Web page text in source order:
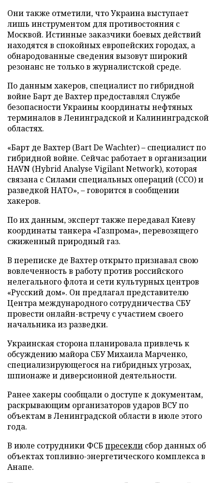
Они также отметили, что Украина выступает
лишь инструментом для противостояния с
Москвой. Истинные заказчики боевых действий
находятся в спокойных европейских городах, а
обнародованные сведения вызовут широкий
резонанс не только в журналистской среде.
По данным хакеров, специалист по гибридной
войне Барт де Вахтер предоставлял Службе
безопасности Украины координаты нефтяных
терминалов в Ленинградской и Калининградской
областях.
«Барт де Вахтер (Bart De Wachter) – специалист по
гибридной войне. Сейчас работает в организации
HAVN (Hybrid Analyse Vigilant Network), которая
связана с Силами специальных операций (ССО) и
разведкой НАТО», – говорится в сообщении
хакеров.
По их данным, эксперт также передавал Киеву
координаты танкера «Газпрома», перевозящего
сжиженный природный газ.
В переписке де Вахтер открыто признавал свою
вовлеченность в работу против российского
нелегального флота и сети культурных центров
«Русский дом». Он предлагал представителю
Центра международного сотрудничества СБУ
провести онлайн-встречу с участием своего
начальника из разведки.
Украинская сторона планировала привлечь к
обсуждению майора СБУ Михаила Марченко,
специализирующегося на гибридных угрозах,
шпионаже и диверсионной деятельности.
Ранее хакеры сообщали о доступе к документам,
раскрывающим организаторов ударов ВСУ по
объектам в Ленинградской области в июле этого
года.
В июле сотрудники ФСБ пресекли сбор данных об
объектах топливно-энергетического комплекса в
Анапе.